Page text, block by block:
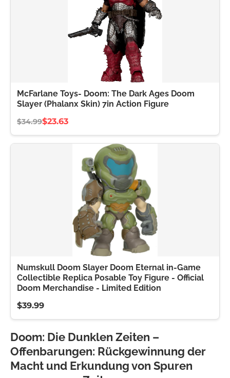
McFarlane Toys- Doom: The Dark Ages Doom
Slayer (Phalanx Skin) 7in Action Figure
$34.99$23.63
Numskull Doom Slayer Doom Eternal in-Game
Collectible Replica Posable Toy Figure - Official
Doom Merchandise - Limited Edition
$39.99
Doom: Die Dunklen Zeiten –
Offenbarungen: Rückgewinnung der
Macht und Erkundung von Spuren